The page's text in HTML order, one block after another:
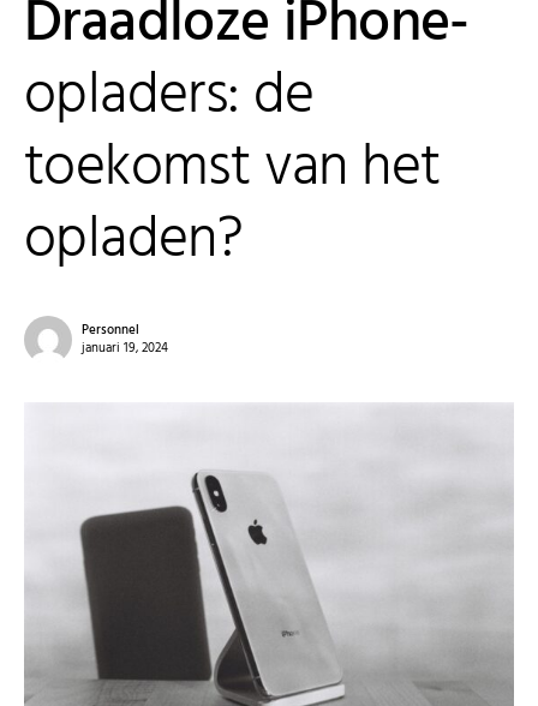
Draadloze iPhone-
opladers: de
toekomst van het
opladen?
Personnel
januari 19, 2024